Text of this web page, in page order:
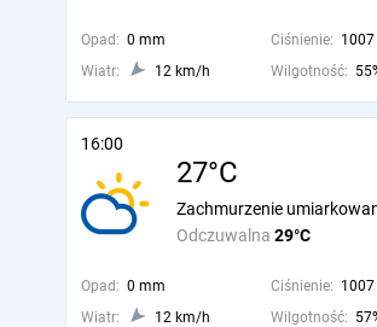
Opad: 0 mm Ciśnienie: 1007
Wiatr:
12 km/h Wilgotność:
16:00
27°C
Odczuwalna 29°C
Zachmurzenie
Opad: 0 mm Ciśnienie: 1007
Wiatr:
12 km/h Wilgotność: